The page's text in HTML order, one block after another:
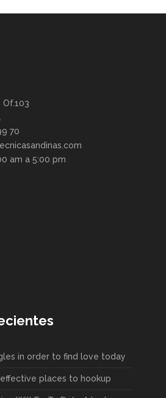
Of.103
70
am a 5:00 pm
in order to find love today
places to hookup